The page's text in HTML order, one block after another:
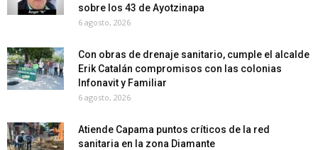
sobre los 43 de Ayotzinapa
6 agosto, 2026
Con obras de drenaje sanitario, cumple el alcalde
Erik Catalán compromisos con las colonias
Infonavit y Familiar
6 agosto, 2026
Atiende Capama puntos críticos de la red
sanitaria en la zona Diamante